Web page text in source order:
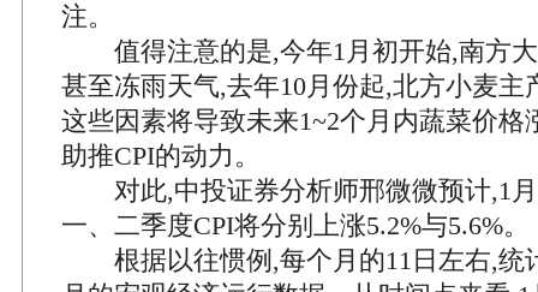
注。
值得注意的是,今年1月初开始,南方大
甚至冻雨天气,去年10月份起,北方小麦主
这些因素将导致未来1~2个月内蔬菜价格
助推CPI的动力。
对此,中投证券分析师邢微微预计,1月
一、二季度CPI将分别上涨5.2%与5.6%。
根据以往惯例,每个月的11日左右,统